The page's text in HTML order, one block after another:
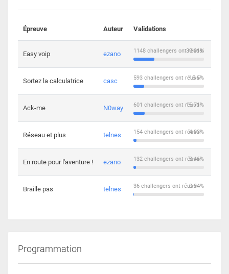
Épreuve Auteur Validations
Easy voip ezano 30.01%
1148 challengers ont réussi
Sortez la calculatrice casc 15.5%
593 challengers ont réussi
Ack-me N0way 15.71%
601 challengers ont réussi
Réseau et plus telnes 4.03%
154 challengers ont réussi
En route pour l'aventure ! ezano 3.46%
132 challengers ont réussi
Braille pas telnes 0.94%
36 challengers ont réussi
Programmation